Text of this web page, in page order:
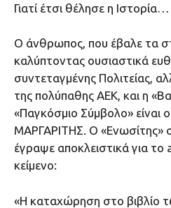
Γιατί έτσι θέλησε η Ιστορία…
Ο άνθρωπος, που έβαλε τα
καλύπτοντας ουσιαστικά
συντεταγμένης Πολιτείας,
της πολύπαθης ΑΕΚ, και η
«Παγκόσμιο Σύμβολο»
ΜΑΡΓΑΡΙΤΗΣ. Ο «Ενωσίτης»
έγραψε αποκλειστικά για
κείμενο:
«H καταχώρηση στο βιβλίο